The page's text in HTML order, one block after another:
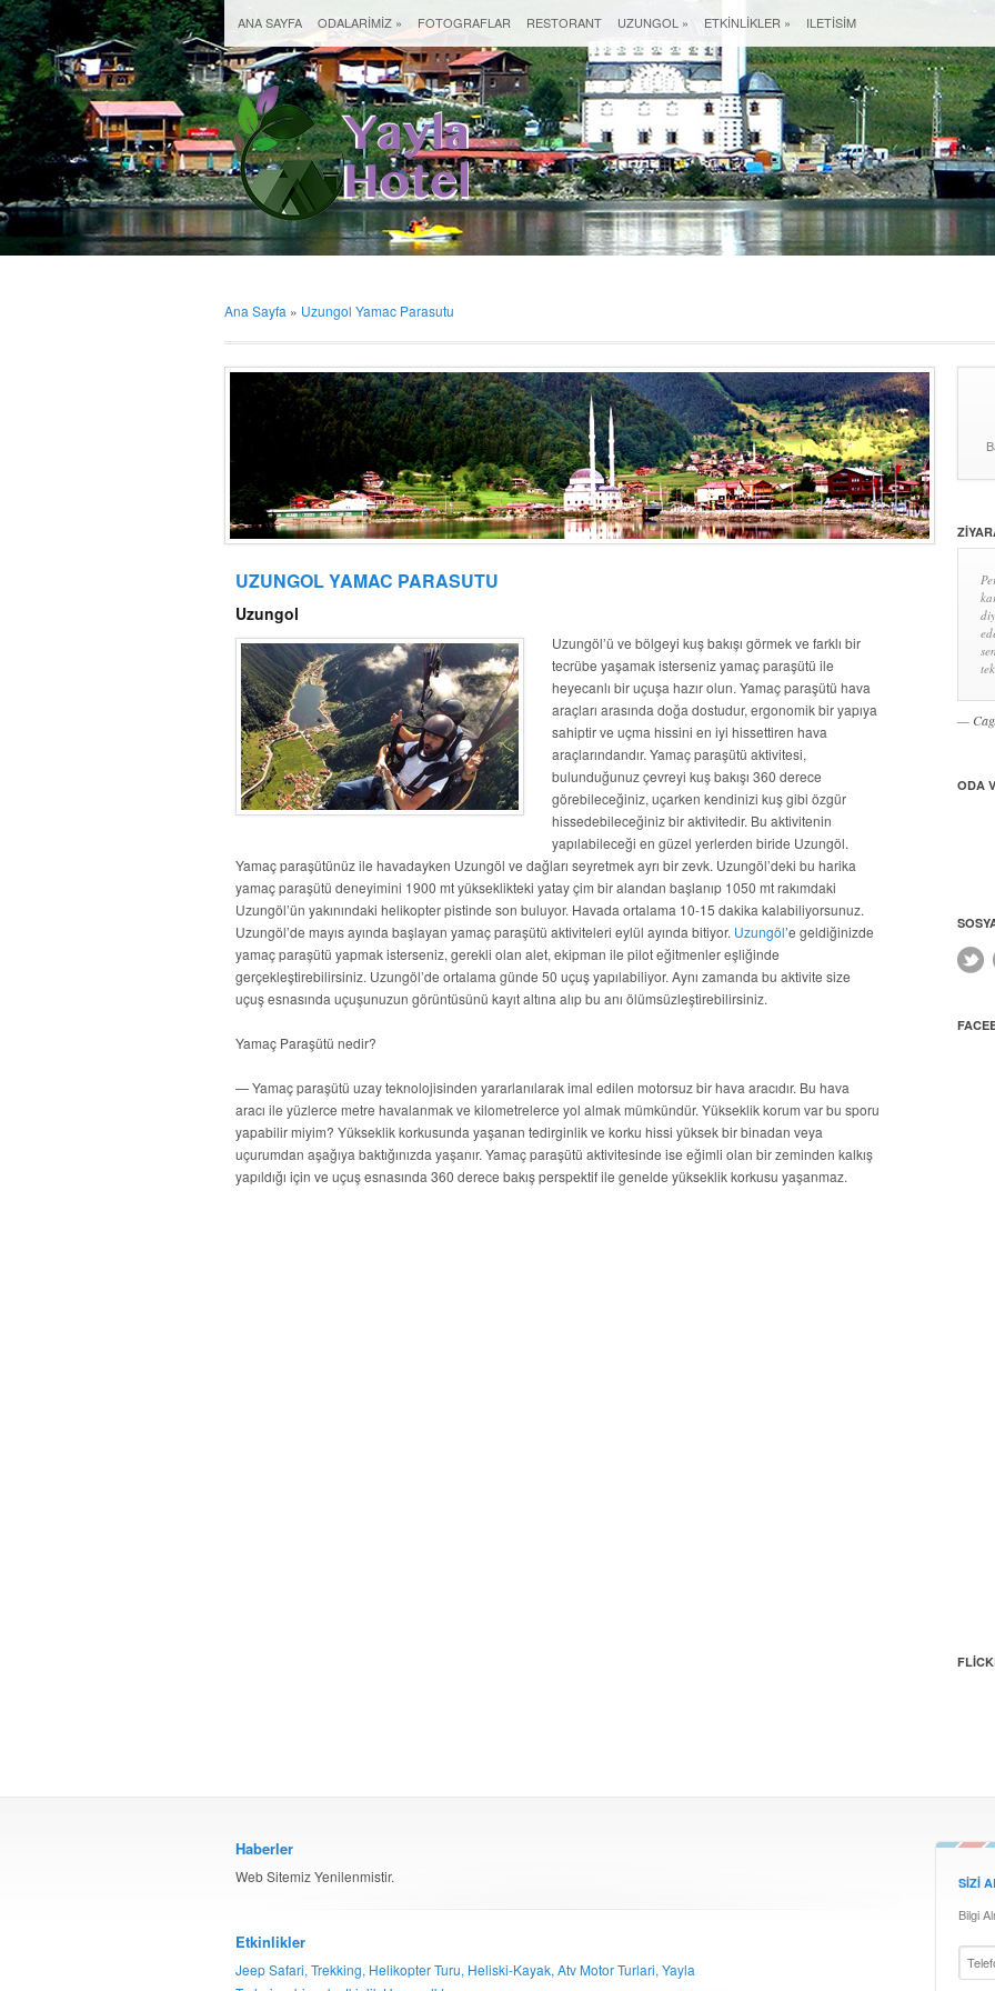
ANA SAYFA ODALARIMIZ » FOTOGRAFLAR RESTORANT UZUNGOL » ETKINLIKLER » ILETISIM
Ana Sayfa » Uzungol Yamac Parasutu
UZUNGOL YAMAC PARASUTU
Uzungol
Uzungöl’ü ve bölgeyi kuş bakışı görmek ve farklı bir
tecrübe yaşamak isterseniz yamaç paraşütü ile
heyecanlı bir uçuşa hazır olun. Yamaç paraşütü hava
araçları arasında doğa dostudur, ergonomik bir yapıya
sahiptir ve uçma hissini en iyi hissettiren hava
araçlarındandır. Yamaç paraşütü aktivitesi,
bulunduğunuz çevreyi kuş bakışı 360 derece
görebileceğiniz, uçarken kendinizi kuş gibi özgür
hissedebileceğiniz bir aktivitedir. Bu aktivitenin
yapılabileceği en güzel yerlerden biride Uzungöl.
Yamaç paraşütünüz ile havadayken Uzungöl ve dağları seyretmek ayrı bir zevk. Uzungöl’deki bu harika
yamaç paraşütü deneyimini 1900 mt yükseklikteki yatay çim bir alandan başlanıp 1050 mt rakımdaki
Uzungöl’ün yakınındaki helikopter pistinde son buluyor. Havada ortalama 10-15 dakika kalabiliyorsunuz.
Uzungöl’de mayıs ayında başlayan yamaç paraşütü aktiviteleri eylül ayında bitiyor. Uzungöl’e geldiğinizde
yamaç paraşütü yapmak isterseniz, gerekli olan alet, ekipman ile pilot eğitmenler eşliğinde
gerçekleştirebilirsiniz. Uzungöl’de ortalama günde 50 uçuş yapılabiliyor. Aynı zamanda bu aktivite size
uçuş esnasında uçuşunuzun görüntüsünü kayıt altına alıp bu anı ölümsüzleştirebilirsiniz.
Yamaç Paraşütü nedir?
— Yamaç paraşütü uzay teknolojisinden yararlanılarak imal edilen motorsuz bir hava aracıdır. Bu hava
aracı ile yüzlerce metre havalanmak ve kilometrelerce yol almak mümkündür. Yükseklik korum var bu sporu
yapabilir miyim? Yükseklik korkusunda yaşanan tedirginlik ve korku hissi yüksek bir binadan veya
uçurumdan aşağıya baktığınızda yaşanır. Yamaç paraşütü aktivitesinde ise eğimli olan bir zeminden kalkış
yapıldığı için ve uçuş esnasında 360 derece bakış perspektif ile genelde yükseklik korkusu yaşanmaz.
ODA
Haberler
Web Sitemiz Yenilenmistir.
Etkinlikler
Jeep Safari, Trekking, Helikopter Turu, Heliski-Kayak, Atv Motor Turlari, Yayla
SIZI
Bilgi